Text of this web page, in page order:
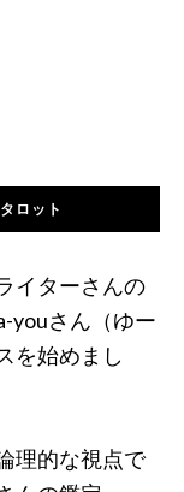
ロット
イターさんの
youさん（ゆー
を始めまし
理的な視点で